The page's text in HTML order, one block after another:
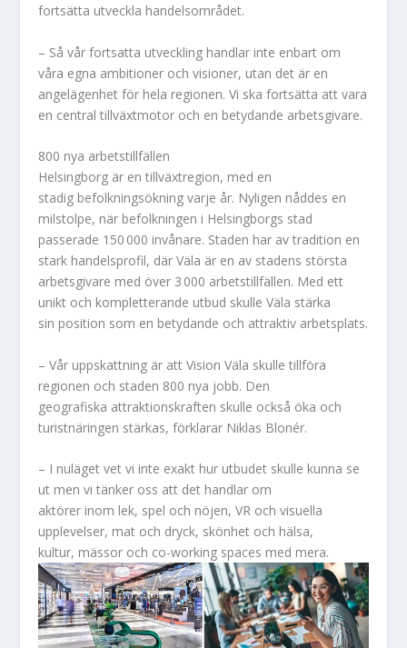
fortsätta utveckla handelsområdet.
– Så vår fortsatta utveckling handlar inte enbart om
våra egna ambitioner och visioner, utan det är en
angelägenhet för hela regionen. Vi ska fortsätta att vara
en central tillväxtmotor och en betydande arbetsgivare.
800 nya arbetstillfällen
Helsingborg är en tillväxtregion, med en
stadig befolkningsökning varje år. Nyligen nåddes en
milstolpe, när befolkningen i Helsingborgs stad
passerade 150 000 invånare. Staden har av tradition en
stark handelsprofil, där Väla är en av stadens största
arbetsgivare med över 3 000 arbetstillfällen. Med ett
unikt och kompletterande utbud skulle Väla stärka
sin position som en betydande och attraktiv arbetsplats.
– Vår uppskattning är att Vision Väla skulle tillföra
regionen och staden 800 nya jobb. Den
geografiska attraktionskraften skulle också öka och
turistnäringen stärkas, förklarar Niklas Blonér.
– I nuläget vet vi inte exakt hur utbudet skulle kunna se
ut men vi tänker oss att det handlar om
aktörer inom lek, spel och nöjen, VR och visuella
upplevelser, mat och dryck, skönhet och hälsa,
kultur, mässor och co-working spaces med mera.